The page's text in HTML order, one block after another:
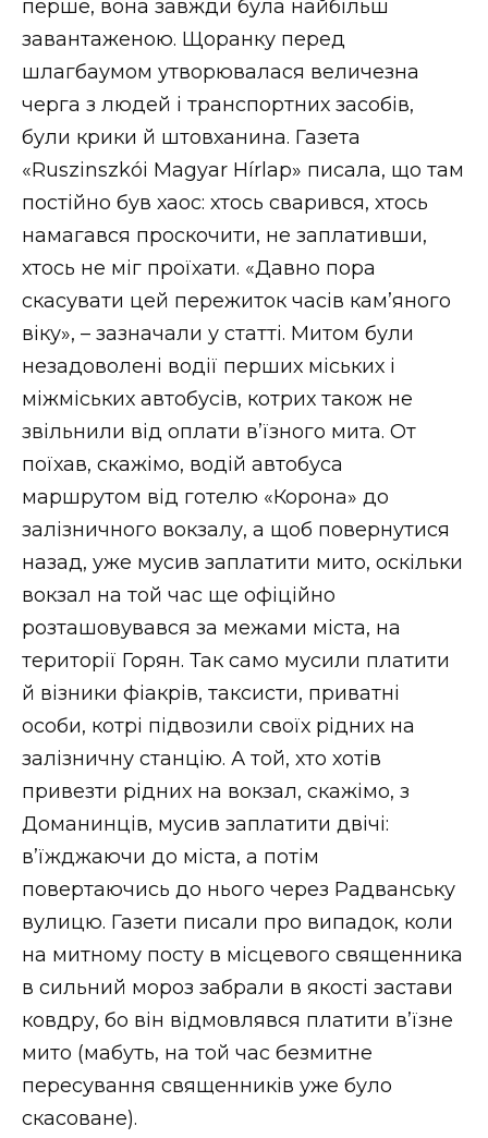
перше, вона завжди була найбільш
завантаженою. Щоранку перед
шлагбаумом утворювалася величезна
черга з людей і транспортних засобів,
були крики й штовханина. Газета
«Ruszinszkói Magyar Hírlap» писала, що там
постійно був хаос: хтось сварився, хтось
намагався проскочити, не заплативши,
хтось не міг проїхати. «Давно пора
скасувати цей пережиток часів кам’яного
віку», – зазначали у статті. Митом були
незадоволені водії перших міських і
міжміських автобусів, котрих також не
звільнили від оплати в’їзного мита. От
поїхав, скажімо, водій автобуса
маршрутом від готелю «Корона» до
залізничного вокзалу, а щоб повернутися
назад, уже мусив заплатити мито, оскільки
вокзал на той час ще офіційно
розташовувався за межами міста, на
території Горян. Так само мусили платити
й візники фіакрів, таксисти, приватні
особи, котрі підвозили своїх рідних на
залізничну станцію. А той, хто хотів
привезти рідних на вокзал, скажімо, з
Доманинців, мусив заплатити двічі:
в’їжджаючи до міста, а потім
повертаючись до нього через Радванську
вулицю. Газети писали про випадок, коли
на митному посту в місцевого священника
в сильний мороз забрали в якості застави
ковдру, бо він відмовлявся платити в’їзне
мито (мабуть, на той час безмитне
пересування священників уже було
скасоване).